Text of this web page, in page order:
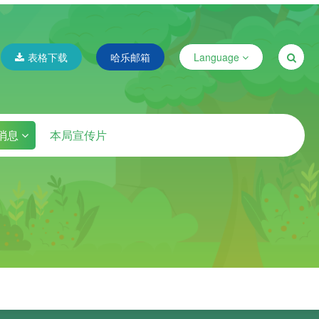
表格下载 哈乐邮箱 Language
息 本局宣传片